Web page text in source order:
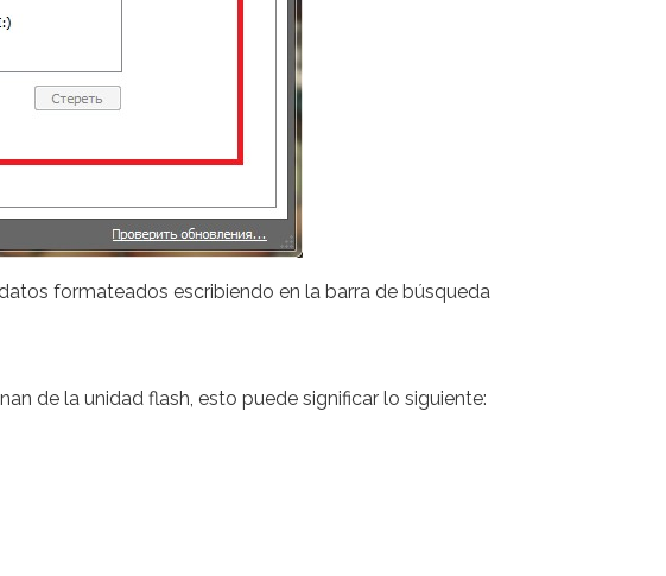
formateados escribiendo en la barra de búsqueda
de la unidad flash, esto puede significar lo siguiente: